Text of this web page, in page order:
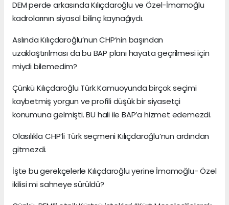
DEM perde arkasında Kılıçdaroğlu ve Özel-İmamoğlu
kadrolarının siyasal bilinç kaynağıydı.
Aslında Kılıçdaroğlu’nun CHP’nin başından
uzaklaştırılması da bu BAP planı hayata geçrilmesi için
miydi bilemedim?
Çünkü Kılıçdaroğlu Türk Kamuoyunda birçok seçimi
kaybetmiş yorgun ve profili düşük bir siyasetçi
konumuna gelmişti. BU hali ile BAP’a hizmet edemezdi.
Olasılıkla CHP’li Türk seçmeni Kılıçdaroğlu’nun ardından
gitmezdi.
İşte bu gerekçelerle Kılıçdaroğlu yerine İmamoğlu- Özel
ikilisi mi sahneye sürüldü?